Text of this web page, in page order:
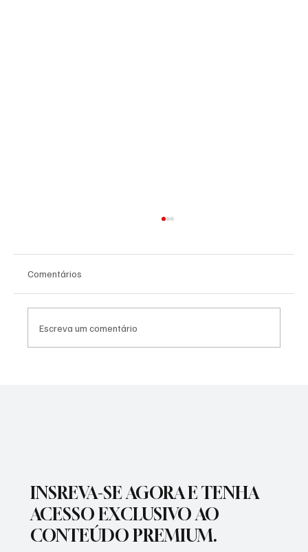
Comentários
Escreva um comentário
INSREVA-SE AGORA E TENHA
ACESSO EXCLUSIVO AO
CONTEÚDO PREMIUM.